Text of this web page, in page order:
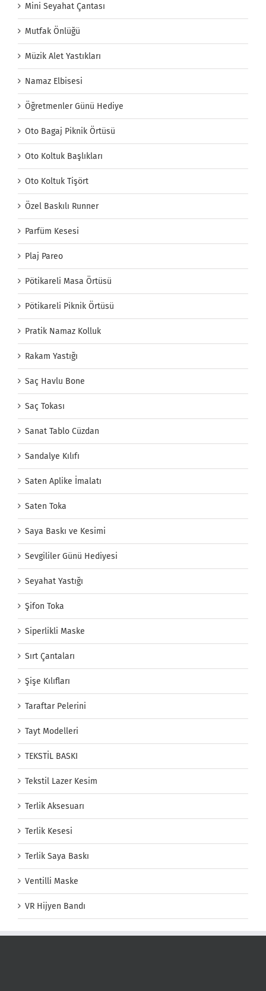
Mini Seyahat Çantası
Mutfak Önlüğü
Müzik Alet Yastıkları
Namaz Elbisesi
Öğretmenler Günü Hediye
Oto Bagaj Piknik Örtüsü
Oto Koltuk Başlıkları
Oto Koltuk Tişört
Özel Baskılı Runner
Parfüm Kesesi
Plaj Pareo
Pötikareli Masa Örtüsü
Pötikareli Piknik Örtüsü
Pratik Namaz Kolluk
Rakam Yastığı
Saç Havlu Bone
Saç Tokası
Sanat Tablo Cüzdan
Sandalye Kılıfı
Saten Aplike İmalatı
Saten Toka
Saya Baskı ve Kesimi
Sevgililer Günü Hediyesi
Seyahat Yastığı
Şifon Toka
Siperlikli Maske
Sırt Çantaları
Şişe Kılıfları
Taraftar Pelerini
Tayt Modelleri
TEKSTİL BASKI
Tekstil Lazer Kesim
Terlik Aksesuarı
Terlik Kesesi
Terlik Saya Baskı
Ventilli Maske
VR Hijyen Bandı